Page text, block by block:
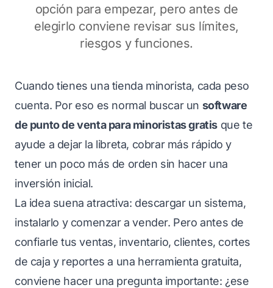
opción para empezar, pero antes de
elegirlo conviene revisar sus límites,
riesgos y funciones.
Cuando tienes una tienda minorista, cada peso
cuenta. Por eso es normal buscar un software
de punto de venta para minoristas gratis que te
ayude a dejar la libreta, cobrar más rápido y
tener un poco más de orden sin hacer una
inversión inicial.
La idea suena atractiva: descargar un sistema,
instalarlo y comenzar a vender. Pero antes de
confiarle tus ventas, inventario, clientes, cortes
de caja y reportes a una herramienta gratuita,
conviene hacer una pregunta importante: ¿ese